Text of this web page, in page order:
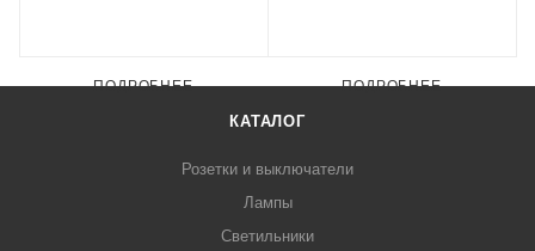
ПОДРОБНЕЕ ПОДРОБНЕЕ
КАТАЛОГ
Розетки и выключатели
Лампы
Светильники